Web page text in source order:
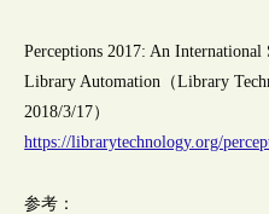
Perceptions 2017: An International
Library Automation（Library
2018/3/17）
https://librarytechnology.org/
参考：